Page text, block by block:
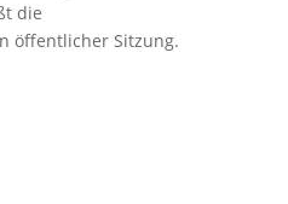
die
öffentlicher Sitzung.